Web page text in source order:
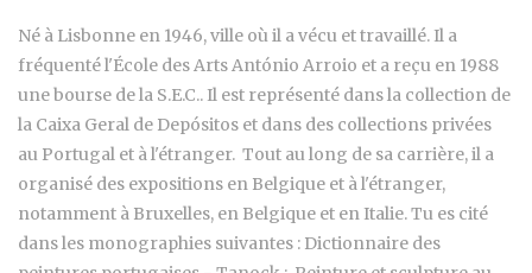
Né à Lisbonne en 1946, ville où il a vécu et travaillé. Il a
fréquenté l'École des Arts António Arroio et a reçu en 1988
une bourse de la S.E.C.. Il est représenté dans la collection de
la Caixa Geral de Depósitos et dans des collections privées
au Portugal et à l'étranger. Tout au long de sa carrière, il a
organisé des expositions en Belgique et à l'étranger,
notamment à Bruxelles, en Belgique et en Italie. Tu es cité
dans les monographies suivantes : Dictionnaire des